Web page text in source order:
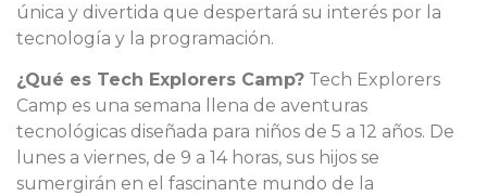
única y divertida que despertará su interés por la
tecnología y la programación.
¿Qué es Tech Explorers Camp? Tech Explorers
Camp es una semana llena de aventuras
tecnológicas diseñada para niños de 5 a 12 años. De
lunes a viernes, de 9 a 14 horas, sus hijos se
sumergirán en el fascinante mundo de la